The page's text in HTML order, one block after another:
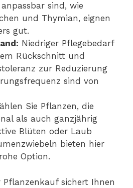
sind, wie
und Thymian, eignen
gut.
Niedriger Pflegebedarf
Rückschnitt und
zur Reduzierung
sind von
Sie Pflanzen, die
als auch ganzjährig
Blüten oder Laub
bieten hier
Option.
sichert Ihnen